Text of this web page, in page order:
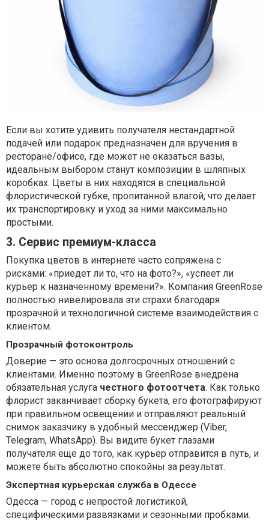
Если вы хотите удивить получателя нестандартной
подачей или подарок предназначен для вручения в
ресторане/офисе, где может не оказаться вазы,
идеальным выбором станут композиции в шляпных
коробках. Цветы в них находятся в специальной
флористической губке, пропитанной влагой, что делает
их транспортировку и уход за ними максимально
простыми.
3. Сервис премиум-класса
Покупка цветов в интернете часто сопряжена с
рисками: «приедет ли то, что на фото?», «успеет ли
курьер к назначенному времени?». Компания GreenRose
полностью нивелировала эти страхи благодаря
прозрачной и технологичной системе взаимодействия с
клиентом.
Прозрачный фотоконтроль
Доверие — это основа долгосрочных отношений с
клиентами. Именно поэтому в GreenRose внедрена
обязательная услуга честного фотоотчета. Как только
флорист заканчивает сборку букета, его фотографируют
при правильном освещении и отправляют реальный
снимок заказчику в удобный мессенджер (Viber,
Telegram, WhatsApp). Вы видите букет глазами
получателя еще до того, как курьер отправится в путь, и
можете быть абсолютно спокойны за результат.
Экспертная курьерская служба в Одессе
Одесса — город с непростой логистикой,
специфическими развязками и сезонными пробками.